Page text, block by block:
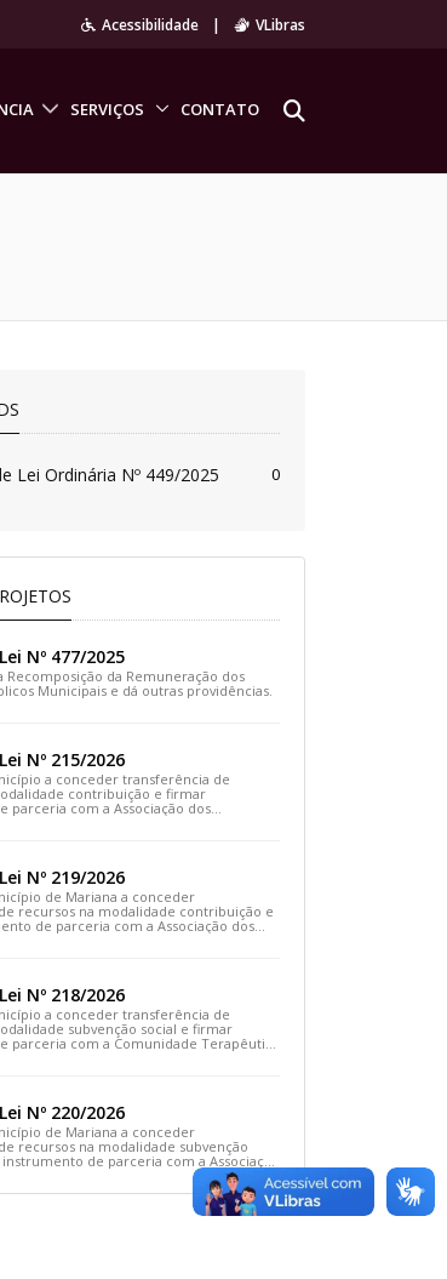
Acessibilidade | VLibras
SERVIÇOS CONTATO
Lei Ordinária Nº 449/2025 0
Nº 477/2025
Recomposição da Remuneração dos
Municipais e dá outras providências.
Nº 215/2026
a conceder transferência de
contribuição e firmar
parceria com a Associação dos
Nº 219/2026
de Mariana a conceder
recursos na modalidade contribuição e
de parceria com a Associação dos
Nº 218/2026
a conceder transferência de
subvenção social e firmar
parceria com a Comunidade Terapêutica
Nº 220/2026
de Mariana a conceder
recursos na modalidade subvenção
de parceria com a Associação
e dá outras providências